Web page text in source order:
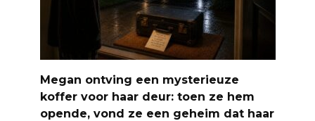
Megan ontving een mysterieuze
koffer voor haar deur: toen ze hem
opende, vond ze een geheim dat haar